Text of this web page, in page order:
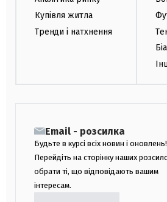
Купівля житла
Тренди і натхнення
Email - розсилка
Будьте в курсі всіх новин і оновлень!
Перейдіть на сторінку наших
обрати ті, що відповідають вашим
інтересам.